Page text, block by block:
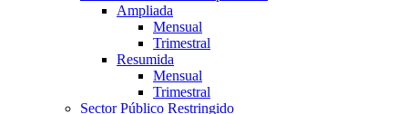
Ampliada
Mensual
Trimestral
Resumida
Mensual
Trimestral
Sector Público Restringido